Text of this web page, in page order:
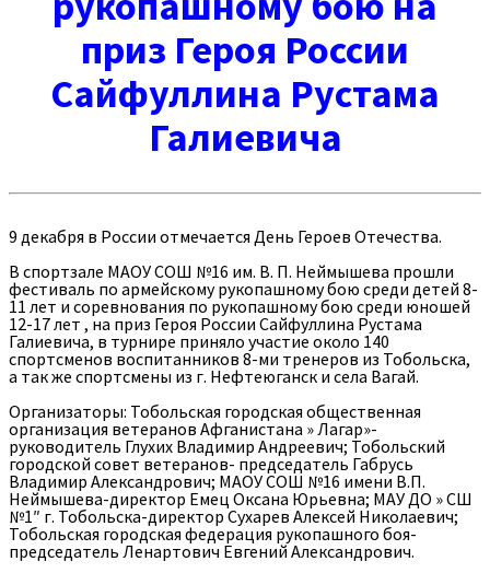
приз Героя России
Сайфуллина Рустама
Галиевича
9 декабря в России отмечается День Героев Отечества.
В спортзале МАОУ СОШ №16 им. В. П. Неймышева прошли
фестиваль по армейскому рукопашному бою среди детей 8-
11 лет и соревнования по рукопашному бою среди юношей
12-17 лет , на приз Героя России Сайфуллина Рустама
Галиевича, в турнире приняло участие около 140
спортсменов воспитанников 8-ми тренеров из Тобольска,
а так же спортсмены из г. Нефтеюганск и села Вагай.
Организаторы: Тобольская городская общественная
организация ветеранов Афганистана » Лагар»-
руководитель Глухих Владимир Андреевич; Тобольский
городской совет ветеранов- председатель Габрусь
Владимир Александрович; МАОУ СОШ №16 имени В.П.
Неймышева-директор Емец Оксана Юрьевна; МАУ ДО » СШ
№1″ г. Тобольска-директор Сухарев Алексей Николаевич;
Тобольская городская федерация рукопашного боя-
председатель Ленартович Евгений Александрович.